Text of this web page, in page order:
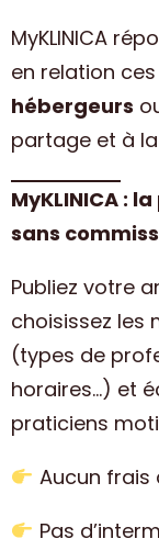
MyKLINICA
en relation
hébergeurs
partage et à
MyKLINICA :
sans
Publiez votre
choisissez les
(types de
horaires…) et
praticiens
Aucun frais
Pas